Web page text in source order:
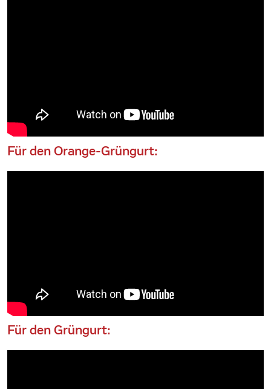
Für den Orange-Grüngurt:
Für den Grüngurt: